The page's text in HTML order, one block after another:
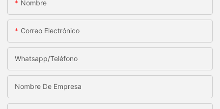
Nombre
Correo Electrónico
Whatsapp/Teléfono
Nombre De Empresa